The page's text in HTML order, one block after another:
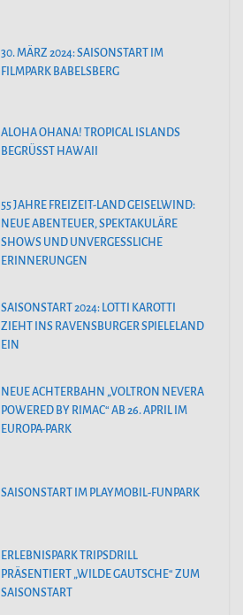
30. MÄRZ 2024: SAISONSTART IM
FILMPARK BABELSBERG
ALOHA OHANA! TROPICAL ISLANDS
BEGRÜSST HAWAII
55 JAHRE FREIZEIT-LAND GEISELWIND:
NEUE ABENTEUER, SPEKTAKULÄRE
SHOWS UND UNVERGESSLICHE
ERINNERUNGEN
SAISONSTART 2024: LOTTI KAROTTI
ZIEHT INS RAVENSBURGER SPIELELAND
EIN
NEUE ACHTERBAHN „VOLTRON NEVERA
POWERED BY RIMAC“ AB 26. APRIL IM
EUROPA-PARK
SAISONSTART IM PLAYMOBIL-FUNPARK
ERLEBNISPARK TRIPSDRILL
PRÄSENTIERT „WILDE GAUTSCHE“ ZUM
SAISONSTART